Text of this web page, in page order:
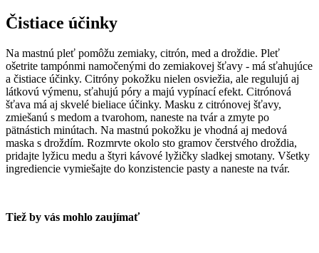
Čistiace účinky
Na mastnú pleť pomôžu zemiaky, citrón, med a droždie. Pleť
ošetrite tampónmi namočenými do zemiakovej šťavy - má sťahujúce
a čistiace účinky. Citróny pokožku nielen osviežia, ale regulujú aj
látkovú výmenu, sťahujú póry a majú vypínací efekt. Citrónová
šťava má aj skvelé bieliace účinky. Masku z citrónovej šťavy,
zmiešanú s medom a tvarohom, naneste na tvár a zmyte po
pätnástich minútach. Na mastnú pokožku je vhodná aj medová
maska s droždím. Rozmrvte okolo sto gramov čerstvého droždia,
pridajte lyžicu medu a štyri kávové lyžičky sladkej smotany. Všetky
ingrediencie vymiešajte do konzistencie pasty a naneste na tvár.
Tiež by vás mohlo zaujímať